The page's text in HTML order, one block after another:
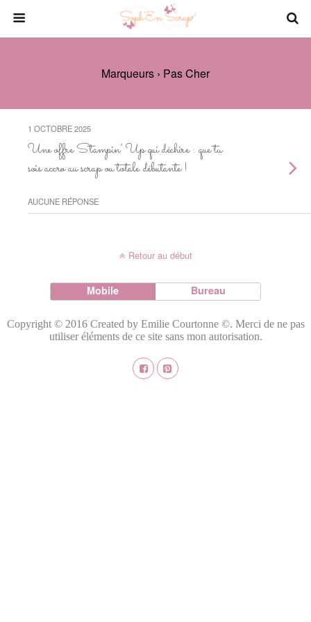
Marqueurs › Pas Cher
1 OCTOBRE 2025
Une offre Stampin’ Up qui déchire : que tu
sois accro au scrap ou totale débutante !
AUCUNE RÉPONSE
Retour au début
Mobile Bureau
Copyright © 2016 Created by Emilie Courtonne ©. Merci de ne pas
utiliser éléments de ce site sans mon autorisation.